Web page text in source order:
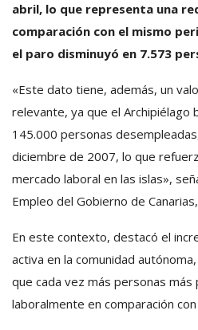
abril, lo que representa una
comparación con el mismo
el paro disminuyó en 7.573
«Este dato tiene, además, un
relevante, ya que el Archipiélago
145.000 personas
diciembre de 2007, lo que
mercado laboral en las islas»,
Empleo del Gobierno de
En este contexto, destacó el
activa en la comunidad
que cada vez más personas
laboralmente en comparación